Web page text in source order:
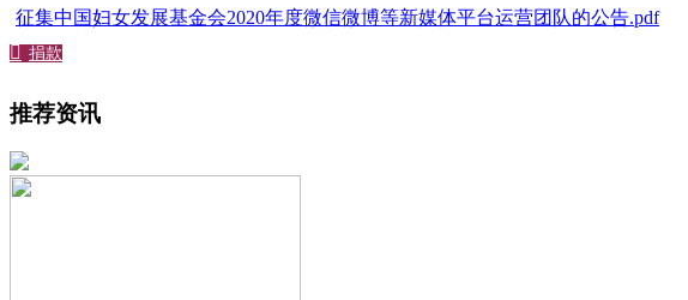
征集中国妇女发展基金会2020年度微信微博等新媒体平台运营团队的公告.pdf
 捐款
推荐资讯